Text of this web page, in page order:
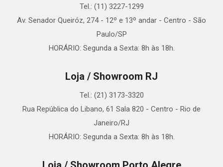
Tel.: (11) 3227-1299
Av. Senador Queiróz, 274 - 12º e 13º andar - Centro - São
Paulo/SP
HORÁRIO: Segunda a Sexta: 8h às 18h.
Loja / Showroom RJ
Tel.: (21) 3173-3320
Rua República do Libano, 61 Sala 820 - Centro - Rio de
Janeiro/RJ
HORÁRIO: Segunda a Sexta: 8h às 18h.